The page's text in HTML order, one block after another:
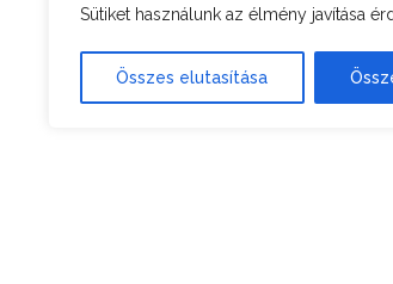
Sütiket használunk az élmény javítása
Összes elutasítása